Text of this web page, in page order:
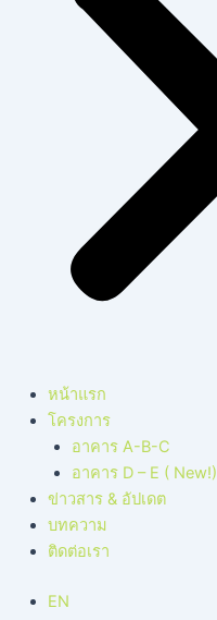
หน้าแรก
โครงการ
อาคาร A-B-C
อาคาร D – E ( New!)
ข่าวสาร & อัปเดต
บทความ
ติดต่อเรา
EN